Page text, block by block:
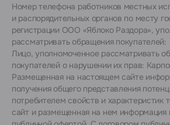
Номер телефона работников местных
и распорядительных органов по месту
регистрации ООО «Яблоко Раздора»,
рассматривать обращения
Лицо, уполномоченное рассматривать
покупателей о нарушении их прав:
Размещенная на настоящем сайте
получения общего представления
потребителем свойств и характеристик
сайт и размещенная на нем информация